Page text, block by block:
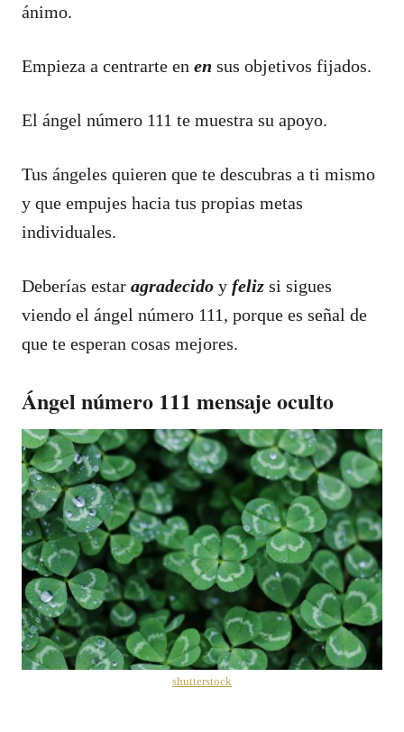
ánimo.
Empieza a centrarte en en sus objetivos fijados.
El ángel número 111 te muestra su apoyo.
Tus ángeles quieren que te descubras a ti mismo
y que empujes hacia tus propias metas
individuales.
Deberías estar agradecido y feliz si sigues
viendo el ángel número 111, porque es señal de
que te esperan cosas mejores.
Ángel número 111 mensaje oculto
shutterstock